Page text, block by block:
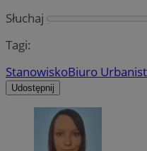
Słuchaj
Tagi:
StanowiskoBiuro
Udostępnij